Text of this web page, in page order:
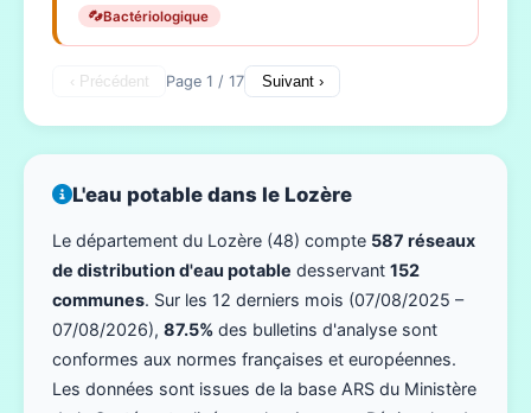
Bactériologique
‹ Précédent Page 1 / 17 Suivant ›
L'eau potable dans le Lozère
Le département du Lozère (48) compte 587 réseaux
de distribution d'eau potable desservant 152
communes. Sur les 12 derniers mois (07/08/2025 –
07/08/2026), 87.5% des bulletins d'analyse sont
conformes aux normes françaises et européennes.
Les données sont issues de la base ARS du Ministère